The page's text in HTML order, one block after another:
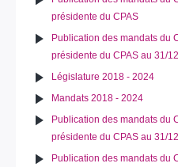
présidente du CPAS
Publication des mandats du
présidente du CPAS au 31/
Législature 2018 - 2024
Mandats 2018 - 2024
Publication des mandats du
présidente du CPAS au 31/
Publication des mandats du